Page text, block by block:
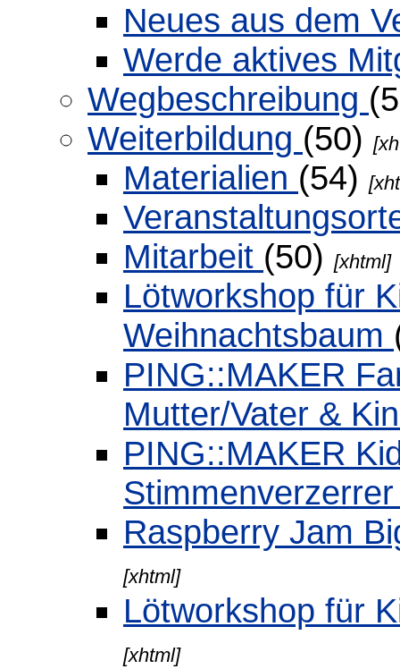
Neues aus dem
Werde aktives
Wegbeschreibung
Weiterbildung (50)
Materialien (54)
Mitarbeit (50) [xhtml]
Lötworkshop für
Weihnachtsbaum
PING::MAKER
Mutter/Vater &
PING::MAKER
Raspberry Jam
[xhtml]
Lötworkshop für
[xhtml]